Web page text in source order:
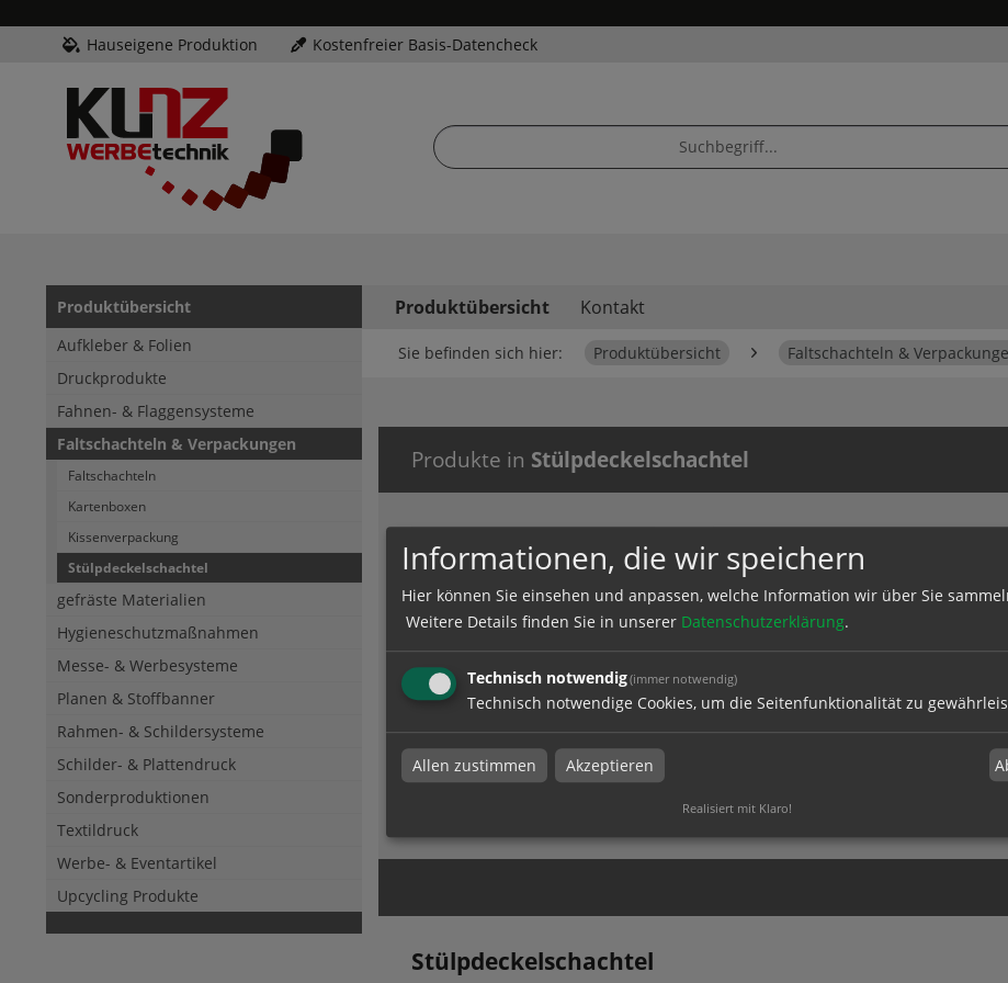
Hauseigene Produktion Kostenfreier Basis-Datencheck
Produktübersicht
Aufkleber & Folien
Druckprodukte
Fahnen- & Flaggensysteme
Faltschachteln & Verpackungen
Faltschachteln
Kartenboxen
Kissenverpackung
Stülpdeckelschachtel
gefräste Materialien
Hygieneschutzmaßnahmen
Messe- & Werbesysteme
Planen & Stoffbanner
Rahmen- & Schildersysteme
Schilder- & Plattendruck
Sonderproduktionen
Textildruck
Werbe- & Eventartikel
Upcycling Produkte
Produktübersicht Kontakt
Sie befinden sich hier: Produktübersicht Faltschachteln &
Produkte in Stülpdeckelschachtel
Stülpdeckelschachtel
Stülpdeckelschachtel
Informationen, die wir speichern
Hier können Sie einsehen und anpassen, welche Information wir über Sie
Weitere Details finden Sie in unserer Datenschutzerklärung.
Technisch notwendig(immer notwendig)
Technisch notwendige Cookies, um die Seitenfunktionalität zu
Allen zustimmen Akzeptieren
Realisiert mit Klaro!